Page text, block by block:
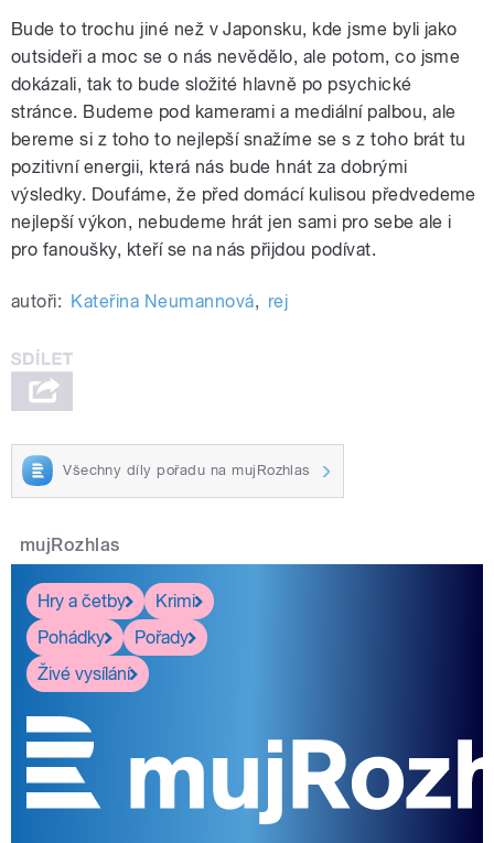
Bude to trochu jiné než v Japonsku, kde jsme byli jako
outsideři a moc se o nás nevědělo, ale potom, co jsme
dokázali, tak to bude složité hlavně po psychické
stránce. Budeme pod kamerami a mediální palbou, ale
bereme si z toho to nejlepší snažíme se s z toho brát tu
pozitivní energii, která nás bude hnát za dobrými
výsledky. Doufáme, že před domácí kulisou předvedeme
nejlepší výkon, nebudeme hrát jen sami pro sebe ale i
pro fanoušky, kteří se na nás přijdou podívat.
autoři: Kateřina Neumannová, rej
Všechny díly pořadu na mujRozhlas
mujRozhlas
Hry a četby
Krimi
Pohádky
Pořady
Živé vysílání